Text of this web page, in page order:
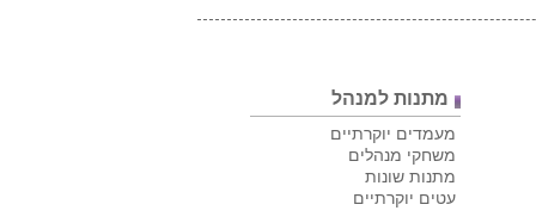
מתנות למנהל
מעמדים יוקרתיים
משחקי מנהלים
מתנות שונות
עטים יוקרתיים